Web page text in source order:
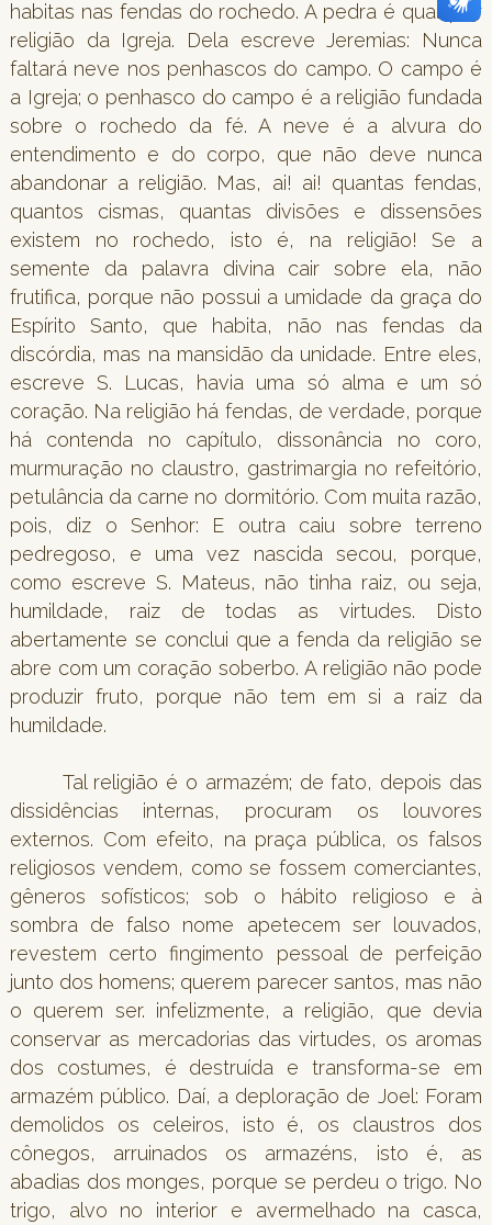
habitas nas fendas do rochedo. A pedra é qualquer
religião da Igreja. Dela escreve Jeremias: Nunca
faltará neve nos penhascos do campo. O campo é
a Igreja; o penhasco do campo é a religião fundada
sobre o rochedo da fé. A neve é a alvura do
entendimento e do corpo, que não deve nunca
abandonar a religião. Mas, ai! ai! quantas fendas,
quantos cismas, quantas divisões e dissensões
existem no rochedo, isto é, na religião! Se a
semente da palavra divina cair sobre ela, não
frutifica, porque não possui a umidade da graça do
Espírito Santo, que habita, não nas fendas da
discórdia, mas na mansidão da unidade. Entre eles,
escreve S. Lucas, havia uma só alma e um só
coração. Na religião há fendas, de verdade, porque
há contenda no capítulo, dissonância no coro,
murmuração no claustro, gastrimargia no refeitório,
petulância da carne no dormitório. Com muita razão,
pois, diz o Senhor: E outra caiu sobre terreno
pedregoso, e uma vez nascida secou, porque,
como escreve S. Mateus, não tinha raiz, ou seja,
humildade, raiz de todas as virtudes. Disto
abertamente se conclui que a fenda da religião se
abre com um coração soberbo. A religião não pode
produzir fruto, porque não tem em si a raiz da
humildade.
Tal religião é o armazém; de fato, depois das
dissidências internas, procuram os louvores
externos. Com efeito, na praça pública, os falsos
religiosos vendem, como se fossem comerciantes,
gêneros sofísticos; sob o hábito religioso e à
sombra de falso nome apetecem ser louvados,
revestem certo fingimento pessoal de perfeição
junto dos homens; querem parecer santos, mas não
o querem ser. infelizmente, a religião, que devia
conservar as mercadorias das virtudes, os aromas
dos costumes, é destruída e transforma-se em
armazém público. Daí, a deploração de Joel: Foram
demolidos os celeiros, isto é, os claustros dos
cônegos, arruinados os armazéns, isto é, as
abadias dos monges, porque se perdeu o trigo. No
trigo, alvo no interior e avermelhado na casca,